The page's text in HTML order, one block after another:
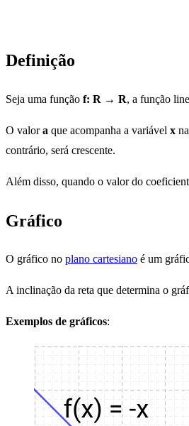
Definição
Seja uma função f: R → R, a função
O valora que acompanha a variável x
contrário, será crescente.
Além disso, quando o valor do
Gráfico
O gráfico no plano cartesiano é um
A inclinação da reta que determina o
Exemplos de gráficos: